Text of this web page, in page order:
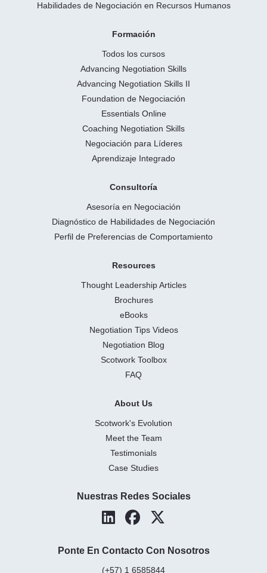
Habilidades de Negociación en Recursos Humanos
Formación
Todos los cursos
Advancing Negotiation Skills
Advancing Negotiation Skills II
Foundation de Negociación
Essentials Online
Coaching Negotiation Skills
Negociación para Líderes
Aprendizaje Integrado
Consultoría
Asesoría en Negociación
Diagnóstico de Habilidades de Negociación
Perfil de Preferencias de Comportamiento
Resources
Thought Leadership Articles
Brochures
eBooks
Negotiation Tips Videos
Negotiation Blog
Scotwork Toolbox
FAQ
About Us
Scotwork's Evolution
Meet the Team
Testimonials
Case Studies
Nuestras Redes Sociales
Ponte En Contacto Con Nosotros
(+57) 1 6585844